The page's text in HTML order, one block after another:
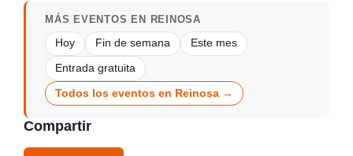
MÁS EVENTOS EN REINOSA
Hoy Fin de semana Este mes
Entrada gratuita
Todos los eventos en Reinosa →
Compartir